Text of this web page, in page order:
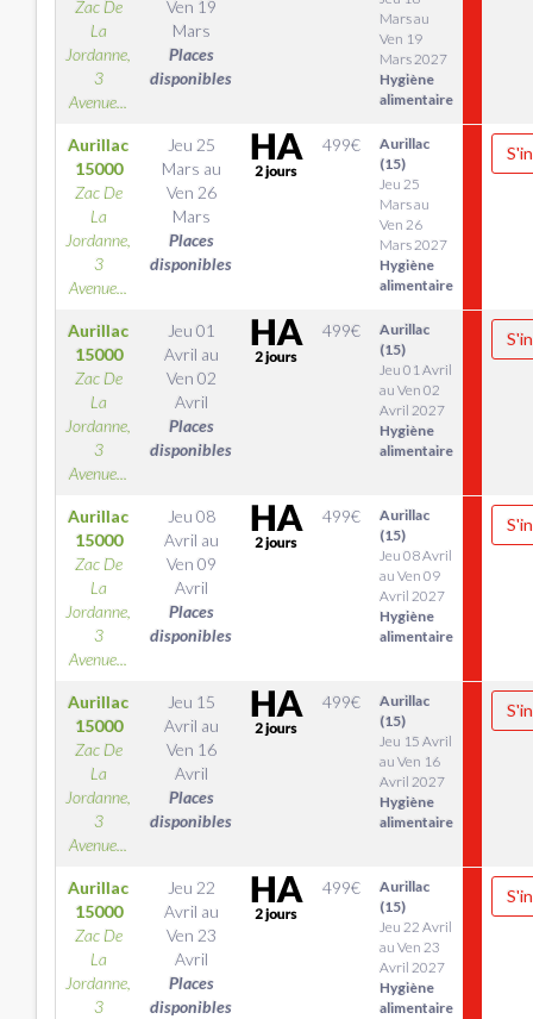
Zac De
La
Jordanne,
3
Avenue...
Ven 19
Mars
Places
disponibles
Mars au
Ven 19
Mars 2027
Hygiène
alimentaire
Aurillac
15000
Zac De
La
Jordanne,
3
Avenue...
Jeu 25
Mars au
Ven 26
Mars
Places
disponibles
499€
Aurillac
(15)
Jeu 25
Mars au
Ven 26
Mars 2027
Hygiène
alimentaire
Aurillac
15000
Zac De
La
Jordanne,
3
Avenue...
Jeu 01
Avril au
Ven 02
Avril
Places
disponibles
499€
Aurillac
(15)
Jeu 01 Avril
au Ven 02
Avril 2027
Hygiène
alimentaire
Aurillac
15000
Zac De
La
Jordanne,
3
Avenue...
Jeu 08
Avril au
Ven 09
Avril
Places
disponibles
499€
Aurillac
(15)
Jeu 08 Avril
au Ven 09
Avril 2027
Hygiène
alimentaire
Aurillac
15000
Zac De
La
Jordanne,
3
Avenue...
Jeu 15
Avril au
Ven 16
Avril
Places
disponibles
499€
Aurillac
(15)
Jeu 15 Avril
au Ven 16
Avril 2027
Hygiène
alimentaire
Aurillac
15000
Zac De
La
Jordanne,
3
Jeu 22
Avril au
Ven 23
Avril
Places
disponibles
499€
Aurillac
(15)
Jeu 22 Avril
au Ven 23
Avril 2027
Hygiène
alimentaire